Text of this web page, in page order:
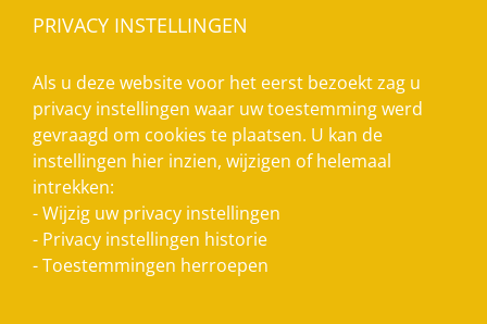
PRIVACY INSTELLINGEN
Als u deze website voor het eerst bezoekt zag u
privacy instellingen waar uw toestemming werd
gevraagd om cookies te plaatsen. U kan de
instellingen hier inzien, wijzigen of helemaal
intrekken:
-Wijzig uw privacy instellingen
- Privacy instellingen historie
-Toestemmingen herroepen